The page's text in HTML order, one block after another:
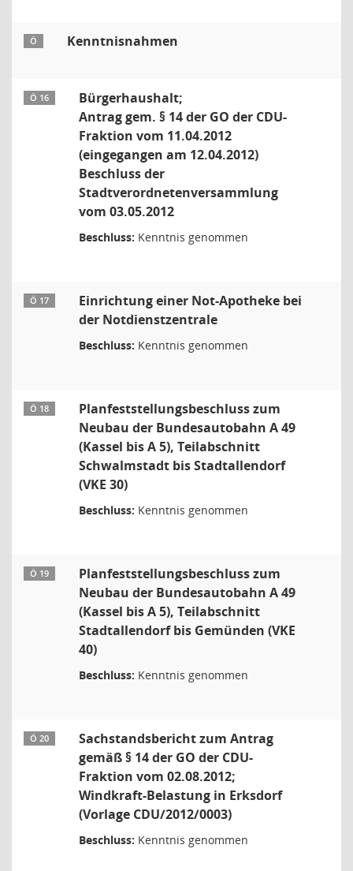
Ö Kenntnisnahmen
Ö 16
Bürgerhaushalt;
Antrag gem. § 14 der GO der CDU-
Fraktion vom 11.04.2012
(eingegangen am 12.04.2012)
Beschluss der
Stadtverordnetenversammlung
vom 03.05.2012
Beschluss: Kenntnis genommen
Ö 17
Einrichtung einer Not-Apotheke bei
der Notdienstzentrale
Beschluss: Kenntnis genommen
Ö 18
Planfeststellungsbeschluss zum
Neubau der Bundesautobahn A 49
(Kassel bis A 5), Teilabschnitt
Schwalmstadt bis Stadtallendorf
(VKE 30)
Beschluss: Kenntnis genommen
Ö 19
Planfeststellungsbeschluss zum
Neubau der Bundesautobahn A 49
(Kassel bis A 5), Teilabschnitt
Stadtallendorf bis Gemünden (VKE
40)
Beschluss: Kenntnis genommen
Ö 20
Sachstandsbericht zum Antrag
gemäß § 14 der GO der CDU-
Fraktion vom 02.08.2012;
Windkraft-Belastung in Erksdorf
(Vorlage CDU/2012/0003)
Beschluss: Kenntnis genommen